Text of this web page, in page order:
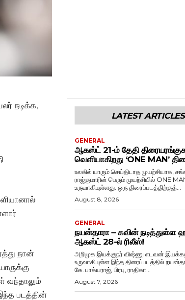
நடிக்க,
நான்
வந்தாலும்
படத்தின்
LATEST ARTICLES
GENERAL
ஆகஸ்ட் 21-ம் தேதி
வெளியாகிறது ‘ONE MAN’
உலகில் யாரும் செய்திடாத முயற்சியாக,
ராஜ்குமாரின் பெரும் முயற்சியில் ONE
உருவாகியுள்ளது. ஒரு திரைப்படத்திற்குத்...
August 8, 2026
GENERAL
நயன்தாரா – கவின் நடித்துள்ள
ஆகஸ்ட் 28-ல் ரிலீஸ்!
அறிமுக இயக்குநர் விஷ்ணு எடவன்
உருவாகியுள்ள இந்த திரைப்படத்தில்
கே. பாக்யராஜ், பிரபு, ராதிகா...
August 7, 2026